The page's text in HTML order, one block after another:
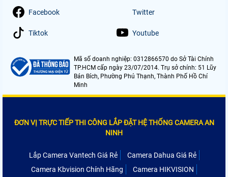
Facebook Twitter
Tiktok Youtube
Mã số doanh nghiệp: 0312866570 do Sở Tài Chính
TP.HCM cấp ngày 23/07/2014. Trụ sở chính: 51 Lũy
Bán Bích, Phường Phú Thạnh, Thành Phố Hồ Chí
Minh
ĐƠN VỊ TRỰC TIẾP THI CÔNG LẮP ĐẶT HỆ THỐNG CAMERA AN
NINH
Lắp Camera Vantech Giá Rẻ
Camera Dahua Giá Rẻ
Camera Kbvision Chính Hãng
Camera HIKVISION